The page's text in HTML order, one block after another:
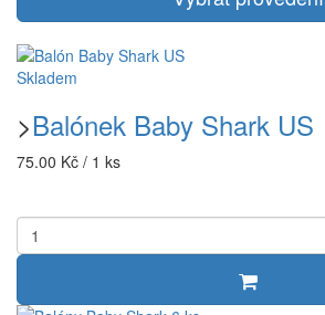
Skladem
>Balónek Baby Shark US
75.00 Kč / 1 ks